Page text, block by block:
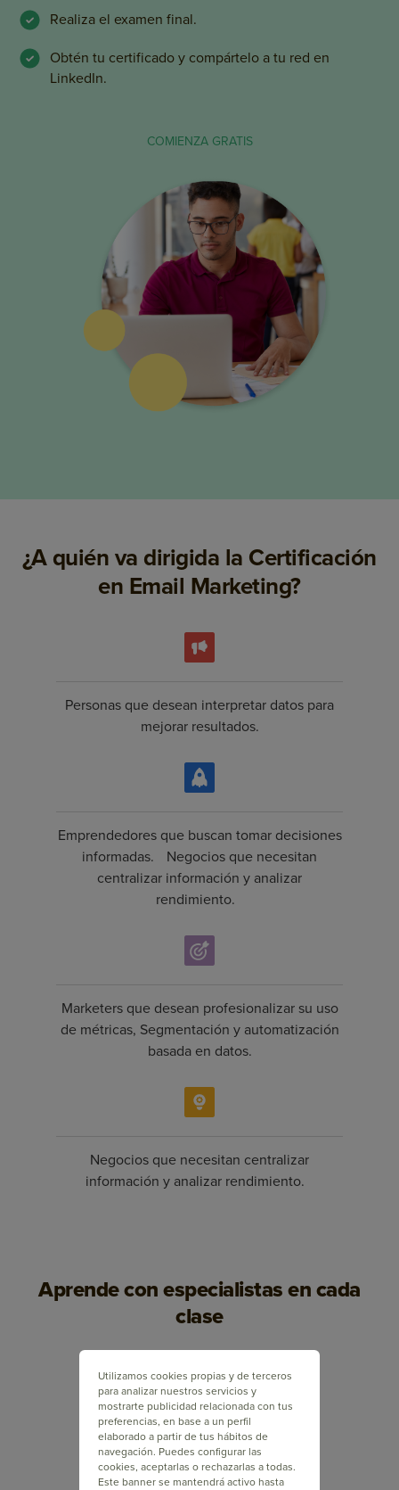
Realiza el examen final.
Obtén tu certificado y compártelo a tu red en
LinkedIn.
COMIENZA GRATIS
¿A quién va dirigida la Certificación
en Email Marketing?
Personas que desean interpretar datos para
mejorar resultados.
Emprendedores que buscan tomar decisiones
informadas. Negocios que necesitan
centralizar información y analizar
rendimiento.
Marketers que desean profesionalizar su uso
de métricas, Segmentación y automatización
basada en datos.
Negocios que necesitan centralizar
información y analizar rendimiento.
Aprende con especialistas en cada
clase
Utilizamos cookies propias y de terceros
para analizar nuestros servicios y
mostrarte publicidad relacionada con tus
preferencias, en base a un perfil
elaborado a partir de tus hábitos de
navegación. Puedes configurar las
cookies, aceptarlas o rechazarlas a todas.
Este banner se mantendrá activo hasta